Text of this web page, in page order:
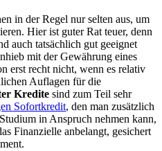
in der Regel nur selten aus, um
Hier ist guter Rat teuer, denn
auch tatsächlich gut geeignet
mit der Gewährung eines
erst recht nicht, wenn es relativ
Auflagen für die
Kredite sind zum Teil sehr
Sofortkredit, den man zusätzlich
in Anspruch nehmen kann,
Finanzielle anbelangt, gesichert